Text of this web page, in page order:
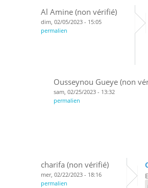
Al Amine (non vérifié)
dim, 02/05/2023 - 15:05
permalien
Ousseynou Gueye (non
sam, 02/25/2023 - 13:32
permalien
charifa (non vérifié)
mer, 02/22/2023 - 18:16
permalien